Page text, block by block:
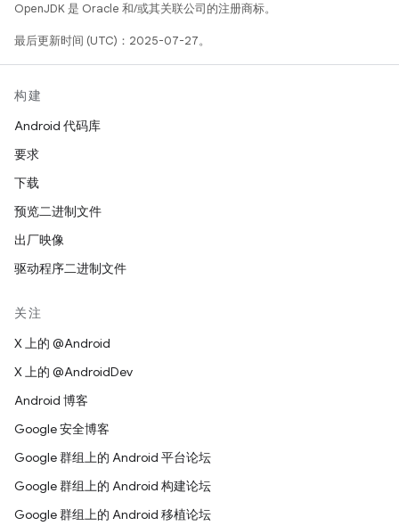
OpenJDK 是 Oracle 和/或其关联公司的注册商标。
最后更新时间 (UTC)：2025-07-27。
构建
Android 代码库
要求
下载
预览二进制文件
出厂映像
驱动程序二进制文件
关注
X 上的 @Android
X 上的 @AndroidDev
Android 博客
Google 安全博客
Google 群组上的 Android 平台论坛
Google 群组上的 Android 构建论坛
Google 群组上的 Android 移植论坛